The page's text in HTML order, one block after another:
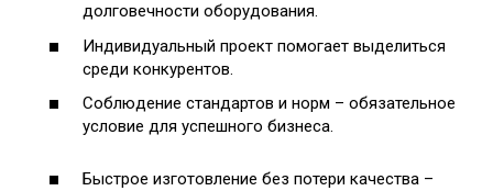
долговечности оборудования.
Индивидуальный проект помогает выделиться
среди конкурентов.
Соблюдение стандартов и норм – обязательное
условие для успешного бизнеса.
Быстрое изготовление без потери качества –